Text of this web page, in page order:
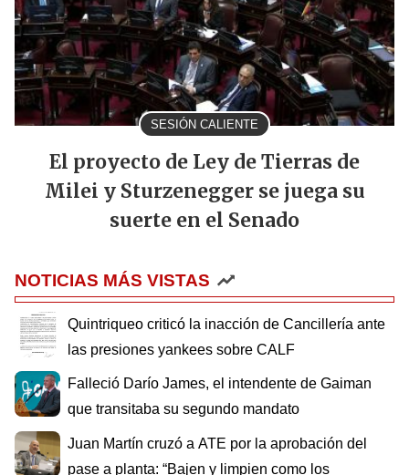
SESIÓN CALIENTE
El proyecto de Ley de Tierras de
Milei y Sturzenegger se juega su
suerte en el Senado
NOTICIAS MÁS VISTAS
Quintriqueo criticó la inacción de Cancillería ante
las presiones yankees sobre CALF
Falleció Darío James, el intendente de Gaiman
que transitaba su segundo mandato
Juan Martín cruzó a ATE por la aprobación del
pase a planta: “Bajen y limpien como los